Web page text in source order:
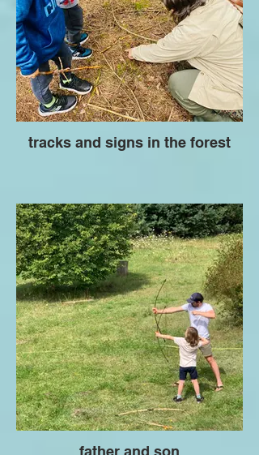
tracks and signs in the forest
father and son